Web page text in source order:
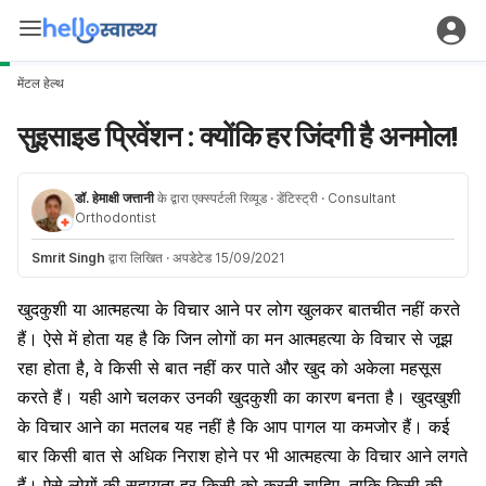
मेंटल हेल्थ
सुइसाइड प्रिवेंशन : क्योंकि हर जिंदगी है अनमोल!
डॉ. हेमाक्षी जत्तानीके द्वारा एक्स्पर्टली रिव्यूड · डेंटिस्ट्री · Consultant
Orthodontist
Smrit Singh द्वारा लिखित · अपडेटेड 15/09/2021
खुदकुशी या आत्महत्या के विचार आने पर लोग खुलकर बातचीत नहीं करते
हैं। ऐसे में होता यह है कि जिन लोगों का मन आत्महत्या के विचार से जूझ
रहा होता है, वे किसी से बात नहीं कर पाते और खुद को अकेला महसूस
करते हैं। यही आगे चलकर उनकी खुदकुशी का कारण बनता है। खुदखुशी
के विचार आने का मतलब यह नहीं है कि आप पागल या कमजोर हैं। कई
बार किसी बात से अधिक निराश होने पर भी आत्महत्या के विचार आने लगते